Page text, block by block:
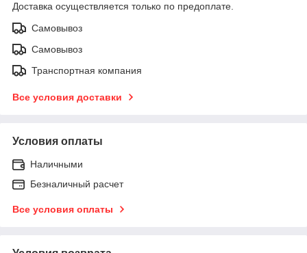
Доставка осуществляется только по предоплате.
Самовывоз
Самовывоз
Транспортная компания
Все условия доставки
Условия оплаты
Наличными
Безналичный расчет
Все условия оплаты